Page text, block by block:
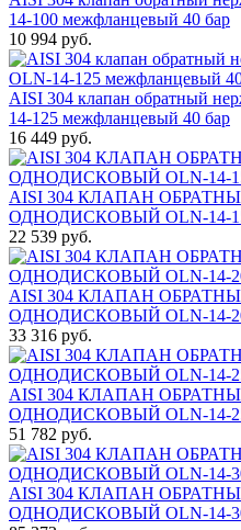
14-100 межфланцевый 40 бар
10 994 руб.
AISI 304 клапан обратный
14-125 межфланцевый 40 бар
16 449 руб.
AISI 304 КЛАПАН
ОДНОДИСКОВЫЙ OLN-14-
22 539 руб.
AISI 304 КЛАПАН
ОДНОДИСКОВЫЙ OLN-14-
33 316 руб.
AISI 304 КЛАПАН
ОДНОДИСКОВЫЙ OLN-14-
51 782 руб.
AISI 304 КЛАПАН
ОДНОДИСКОВЫЙ OLN-14-